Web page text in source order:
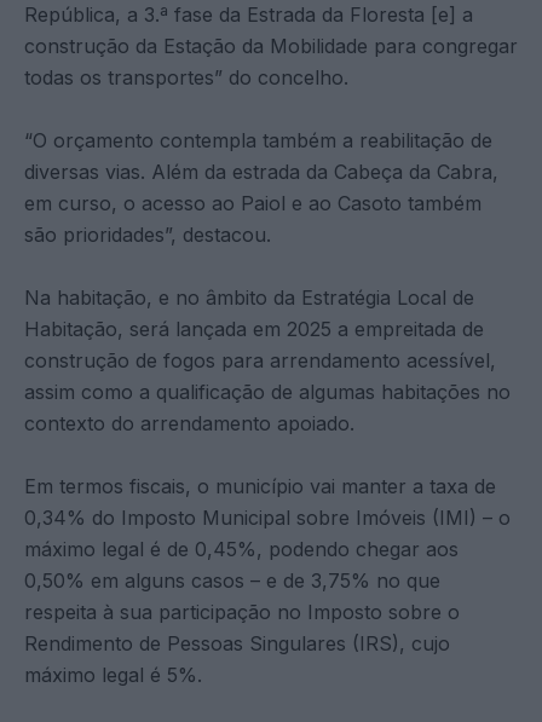
República, a 3.ª fase da Estrada da Floresta [e] a
construção da Estação da Mobilidade para congregar
todas os transportes” do concelho.
“O orçamento contempla também a reabilitação de
diversas vias. Além da estrada da Cabeça da Cabra,
em curso, o acesso ao Paiol e ao Casoto também
são prioridades”, destacou.
Na habitação, e no âmbito da Estratégia Local de
Habitação, será lançada em 2025 a empreitada de
construção de fogos para arrendamento acessível,
assim como a qualificação de algumas habitações no
contexto do arrendamento apoiado.
Em termos fiscais, o município vai manter a taxa de
0,34% do Imposto Municipal sobre Imóveis (IMI) – o
máximo legal é de 0,45%, podendo chegar aos
0,50% em alguns casos – e de 3,75% no que
respeita à sua participação no Imposto sobre o
Rendimento de Pessoas Singulares (IRS), cujo
máximo legal é 5%.